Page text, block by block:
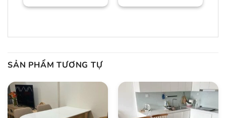
dẻ/màu trần Bảo
SẢN PHẨM TƯƠNG TỰ